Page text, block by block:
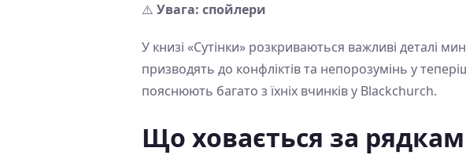
⚠️ Увага: спойлери
У книзі «Сутінки» розкриваються важливі деталі
призводять до конфліктів та непорозумінь у
пояснюють багато з їхніх вчинків у Blackchurch.
Що ховається за